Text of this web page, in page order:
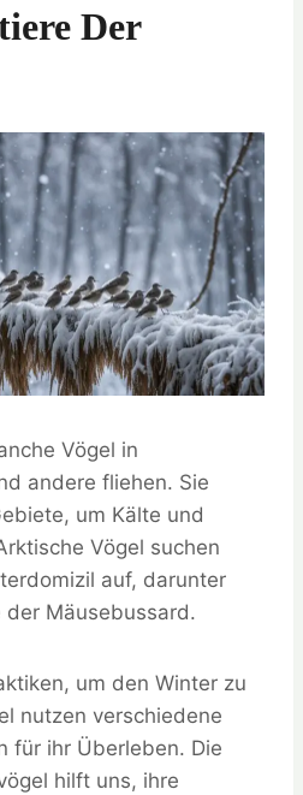
Der
Vögel in
andere fliehen. Sie
um Kälte und
Vögel suchen
auf, darunter
der Mäusebussard.
um den Winter zu
nutzen verschiedene
für ihr Überleben. Die
hilft uns, ihre